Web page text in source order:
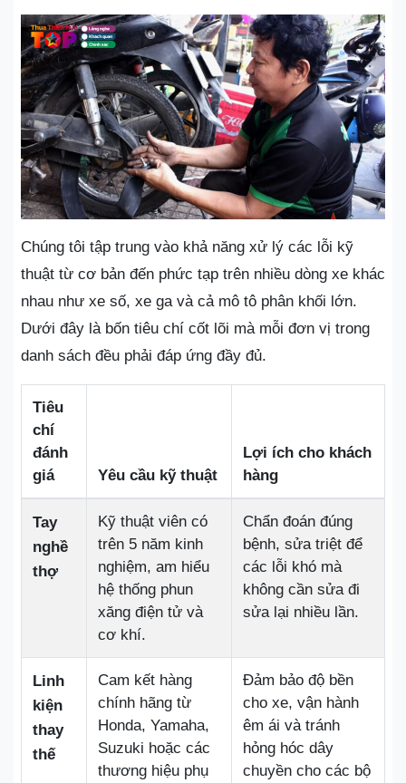
Chúng tôi tập trung vào khả năng xử lý các lỗi kỹ
thuật từ cơ bản đến phức tạp trên nhiều dòng xe khác
nhau như xe số, xe ga và cả mô tô phân khối lớn.
Dưới đây là bốn tiêu chí cốt lõi mà mỗi đơn vị trong
danh sách đều phải đáp ứng đầy đủ.
Tiêu
chí
đánh
giá
Yêu cầu kỹ thuật
Lợi ích cho khách
hàng
Tay
nghề
thợ
Kỹ thuật viên có
trên 5 năm kinh
nghiệm, am hiểu
hệ thống phun
xăng điện tử và
cơ khí.
Chẩn đoán đúng
bệnh, sửa triệt để
các lỗi khó mà
không cần sửa đi
sửa lại nhiều lần.
Linh
kiện
thay
thế
Cam kết hàng
chính hãng từ
Honda, Yamaha,
Suzuki hoặc các
thương hiệu phụ
Đảm bảo độ bền
cho xe, vận hành
êm ái và tránh
hỏng hóc dây
chuyền cho các bộ